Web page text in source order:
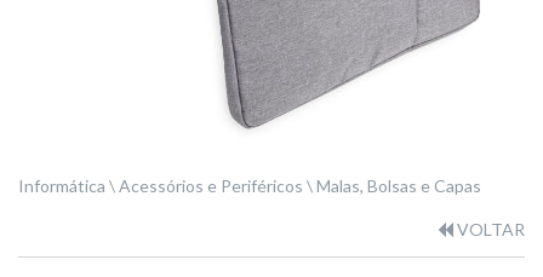
Informática Acessórios e Periféricos Malas, Bolsas e Capas
VOLTAR